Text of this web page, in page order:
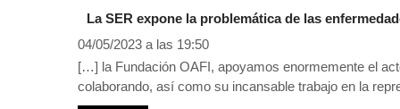
La SER expone la problemática de las
04/05/2023 a las 19:50
[…] la Fundación OAFI, apoyamos enormemente el
colaborando, así como su incansable trabajo en la